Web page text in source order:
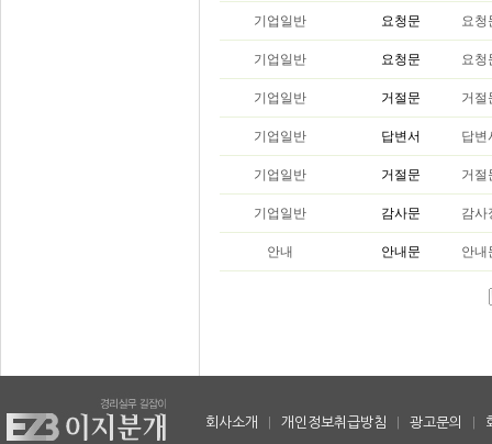
기업일반 요청문 요청
기업일반 요청문 요청
기업일반 거절문 거절
기업일반 답변서 답변
기업일반 거절문 거절
기업일반 감사문 감사
안내 안내문 안내
회사소개 개인정보취급방침 광고문의